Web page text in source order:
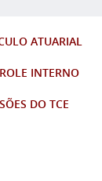
ATUARIAL
INTERNO
DO TCE